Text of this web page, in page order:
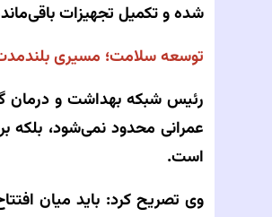
شده و تکمیل تجهیزات
توسعه سلامت؛ مسیری
رئیس شبکه بهداشت و درمان
عمرانی محدود نمی‌شود،
است.
وی تصریح کرد: باید میان